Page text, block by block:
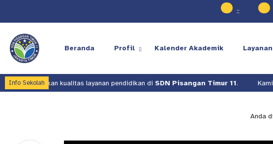
::
Beranda Profil Kalender Akademik Layanan
Info Sekolah
meningkatkan kualitas layanan pendidikan di SDN Pisangan Timur 11. Kami
Anda